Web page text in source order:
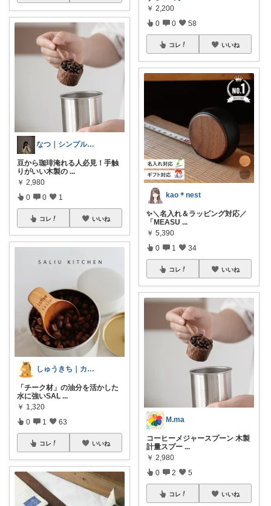
なつ｜シンプル｜余白のある暮らし
豆から珈琲淹れる人必見！手触
りがいい木製の ...
￥ 2,980
0 0 1
コレ いいね
しゅうきち｜カフェ☕と暮らし🍀
「チーク材」の油分を活かした
水に強いSAL ...
￥ 1,320
0 1 63
コレ いいね
￥ 2,200
0 0 58
コレ いいね
kao＊nest
✨＼名入れ＆ラッピング対応／
「MEASU ...
￥ 5,390
0 1 34
コレ いいね
M.ma
コーヒーメジャースプーン 木製
計量スプー ...
￥ 2,980
0 2 5
コレ いいね